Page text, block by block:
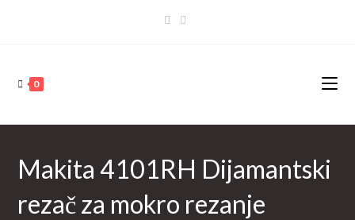
0
Makita 4101RH Dijamantski
rezač za mokro rezanje